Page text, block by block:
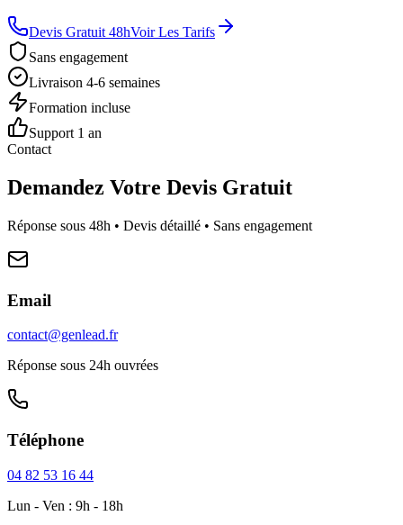
Devis Gratuit 48hVoir Les Tarifs
Sans engagement
Livraison 4-6 semaines
Formation incluse
Support 1 an
Contact
Demandez Votre Devis Gratuit
Réponse sous 48h • Devis détaillé • Sans engagement
Email
contact@genlead.fr
Réponse sous 24h ouvrées
Téléphone
04 82 53 16 44
Lun - Ven : 9h - 18h